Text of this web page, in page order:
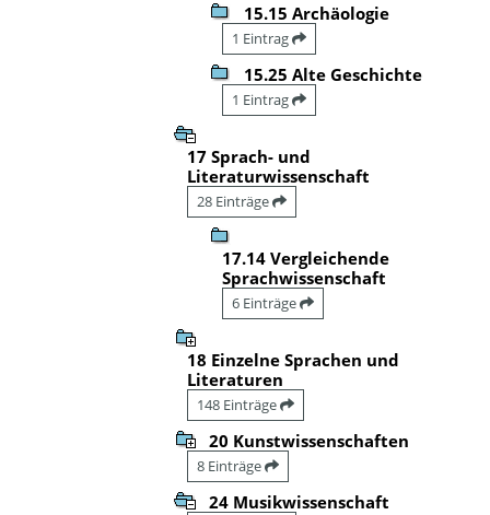
15.15 Archäologie
1 Eintrag
15.25 Alte Geschichte
1 Eintrag
17 Sprach- und
Literaturwissenschaft
28 Einträge
17.14 Vergleichende
Sprachwissenschaft
6 Einträge
18 Einzelne Sprachen und
Literaturen
148 Einträge
20 Kunstwissenschaften
8 Einträge
24 Musikwissenschaft